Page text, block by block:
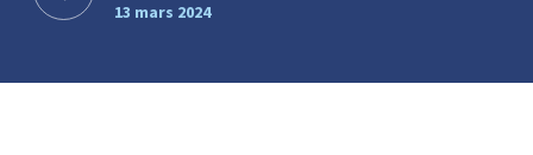
13 mars 2024